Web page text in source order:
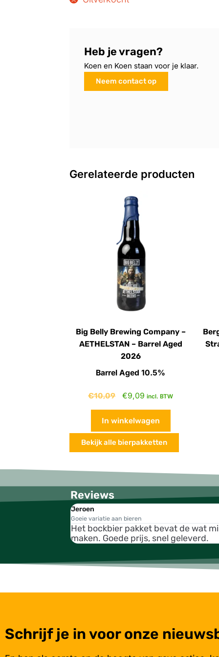
Heb je vragen?
Koen en Koen staan voor je klaar.
Neem contact op
Gerelateerde producten
Big Belly Brewing Company –
AETHELSTAN – Barrel Aged
2026
Barrel Aged 10.5%
€10,09 €9,09 incl. BTW
In winkelwagen
Bekijk alle bierpakketten
Reviews
Jeroen
Goeie variatie aan bieren
Het bockbier pakket bevat de wat
maken. Goede prijs, snel geleverd.
Schrijf je in voor onze